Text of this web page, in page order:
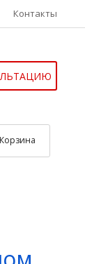
Контакты
Корзина